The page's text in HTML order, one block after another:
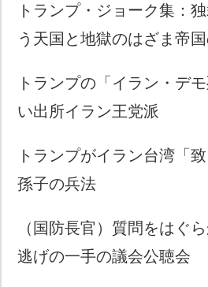
トランプ・ジョーク集：
う天国と地獄のはざま帝
トランプの「イラン・デ
い出所イラン王党派
トランプがイラン台湾「
孫子の兵法
（国防長官）質問をはぐ
逃げの一手の議会公聴会